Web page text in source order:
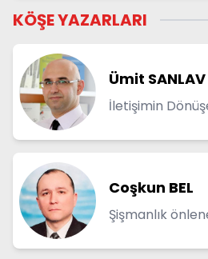
KÖŞE YAZARLARI
Ümit SANLAV
İletişimin
Coşkun BEL
Şişmanlık